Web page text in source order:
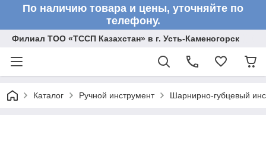
По наличию товара и цены, уточняйте по
телефону.
Филиал ТОО «ТССП Казахстан» в г. Усть-Каменогорск
Каталог Ручной инструмент Шарнирно-губцевый